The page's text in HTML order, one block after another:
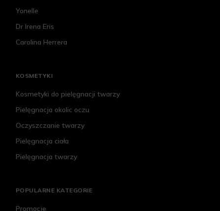
Yonelle
Dr Irena Eris
Carolina Herrera
KOSMETYKI
Kosmetyki do pielęgnacji twarzy
Pielęgnacja okolic oczu
Oczyszczanie twarzy
Pielęgnacja ciała
Pielęgnacja twarzy
POPULARNE KATEGORIE
Promocje